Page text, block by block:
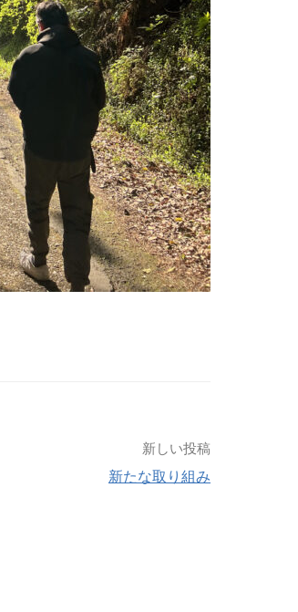
新しい投稿
新たな取り組み